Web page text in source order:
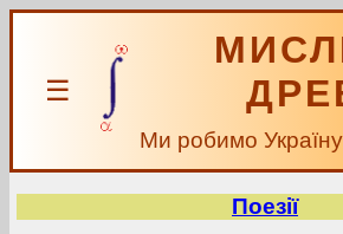
☰
Ми робимо
Поезії